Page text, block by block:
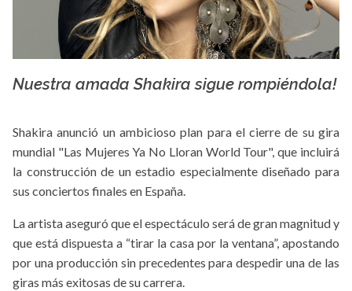
Nuestra amada Shakira sigue rompiéndola!
Shakira anunció un ambicioso plan para el cierre de su gira
mundial "Las Mujeres Ya No Lloran World Tour", que incluirá
la construcción de un estadio especialmente diseñado para
sus conciertos finales en España.
La artista aseguró que el espectáculo será de gran magnitud y
que está dispuesta a “tirar la casa por la ventana”, apostando
por una producción sin precedentes para despedir una de las
giras más exitosas de su carrera.